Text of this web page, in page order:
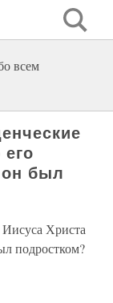
всем
был
Христа
подростком?